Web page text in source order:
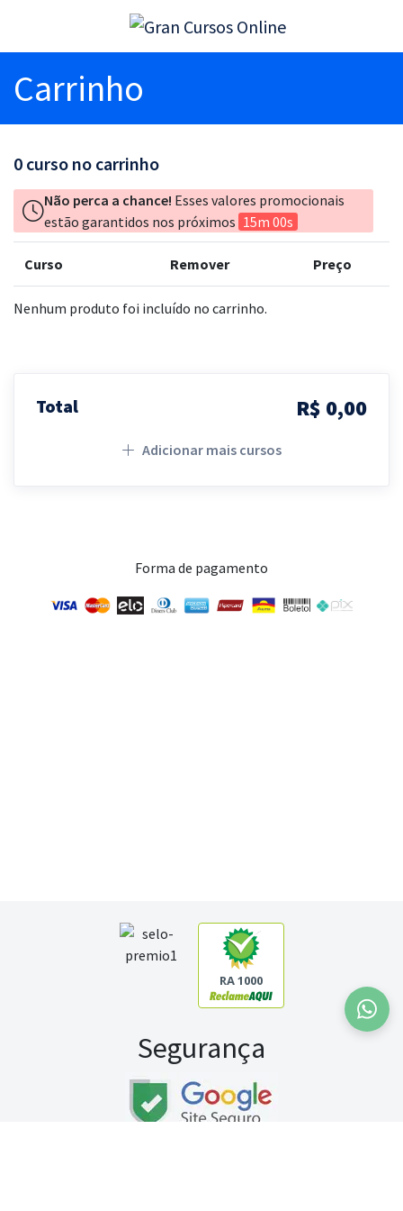
Carrinho
0 curso no carrinho
Não perca a chance! Esses valores promocionais
estão garantidos nos próximos 15m 00s
Curso Remover Preço
Nenhum produto foi incluído no carrinho.
Total R$ 0,00
Adicionar mais cursos
Forma de pagamento
RA 1000
Segurança